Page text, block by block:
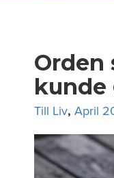
Orden
kunde
Till Liv, April